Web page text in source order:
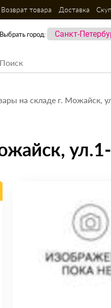
Возврат товара Доставка
Выбрать город:
на складе г. Можайск,